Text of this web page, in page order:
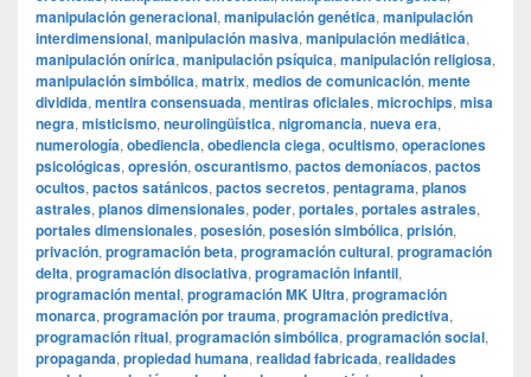
manipulación generacional, manipulación genética, manipulación
interdimensional, manipulación masiva, manipulación mediática,
manipulación onírica, manipulación psíquica, manipulación religiosa,
manipulación simbólica, matrix, medios de comunicación, mente
dividida, mentira consensuada, mentiras oficiales, microchips, misa
negra, misticismo, neurolingüística, nigromancia, nueva era,
numerología, obediencia, obediencia ciega, ocultismo, operaciones
psicológicas, opresión, oscurantismo, pactos demoníacos, pactos
ocultos, pactos satánicos, pactos secretos, pentagrama, planos
astrales, planos dimensionales, poder, portales, portales astrales,
portales dimensionales, posesión, posesión simbólica, prisión,
privación, programación beta, programación cultural, programación
delta, programación disociativa, programación infantil,
programación mental, programación MK Ultra, programación
monarca, programación por trauma, programación predictiva,
programación ritual, programación simbólica, programación social,
propaganda, propiedad humana, realidad fabricada, realidades